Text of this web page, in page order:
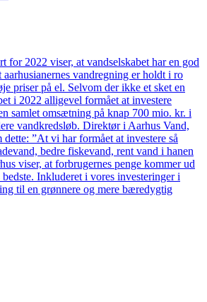
for 2022 viser, at vandselskabet har en god
vandregning er holdt i ro
priser på el. Selvom der ikke et sket en
i 2022 alligevel formået at investere
samlet omsætning på knap 700 mio. kr. i
vandkredsløb. Direktør i Aarhus Vand,
dette: ”At vi har formået at investere så
bedre fiskevand, rent vand i hanen
viser, at forbrugernes penge kommer ud
Inkluderet i vores investeringer i
til en grønnere og mere bæredygtig